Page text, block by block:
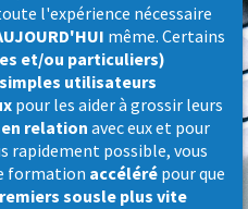
l'expérience nécessaire
même. Certains
et/ou particuliers)
simples utilisateurs
pour les aider à grossir leurs
relationavec eux et pour
rapidement possible, vous
formation accéléré pour que
sousle plus vite